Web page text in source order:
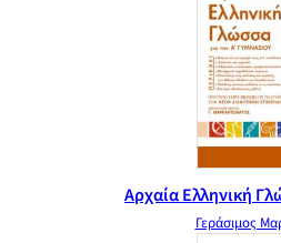
Αρχαία Ελληνική
Γεράσιμος